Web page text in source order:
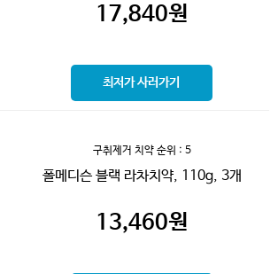
17,840원
최저가 사러가기
구취제거 치약순위 : 5
폴메디슨 블랙 라차치약, 110g, 3개
13,460원